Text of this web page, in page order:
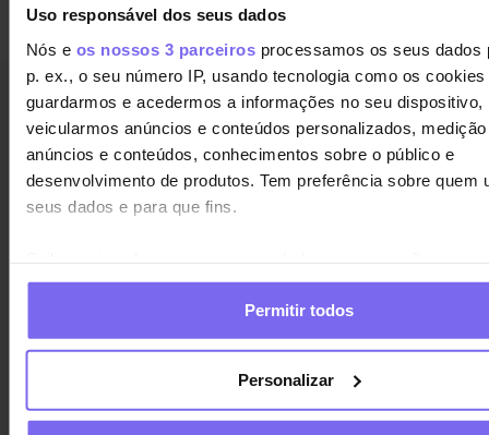
Uso responsável dos seus dados
Nós e os nossos 3 parceirosprocessamos os seus dados
p. ex., o seu número IP, usando tecnologia como os cookies
guardarmos e acedermos a informações no seu dispositivo,
veicularmos anúncios e conteúdos personalizados, medição
anúncios e conteúdos, conhecimentos sobre o público e
desenvolvimento de produtos. Tem preferência sobre quem
seus dados e para que fins.
defina as suas preferências nasecção de detalhes. Pode
retirar o seu consentimento a qualquer momento da
Cookies.
Os cookies são arquivos ou pequenos ficheiros de texto
Permitir todos
Personalizar
Que dizemsobre nós?
àqueles que cumpriram os seus planos
de reembolso, a BRAVO abre novas
portas para um futuro financeiro mais